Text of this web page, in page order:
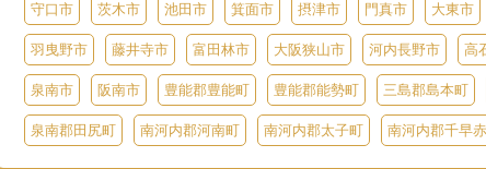
守口市 茨木市 池田市 箕面市 摂津市 門真市 大東市
羽曳野市 藤井寺市 富田林市 大阪狭山市 河内長野市 高
泉南市 阪南市 豊能郡豊能町 豊能郡能勢町 三島郡島本町
泉南郡田尻町 南河内郡河南町 南河内郡太子町 南河内郡千早